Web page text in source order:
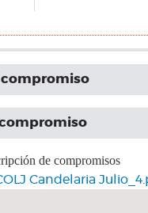
de compromisos
Candelaria